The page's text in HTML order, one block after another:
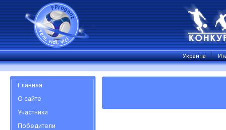
Украина
Главная
О сайте
Участники
Победители